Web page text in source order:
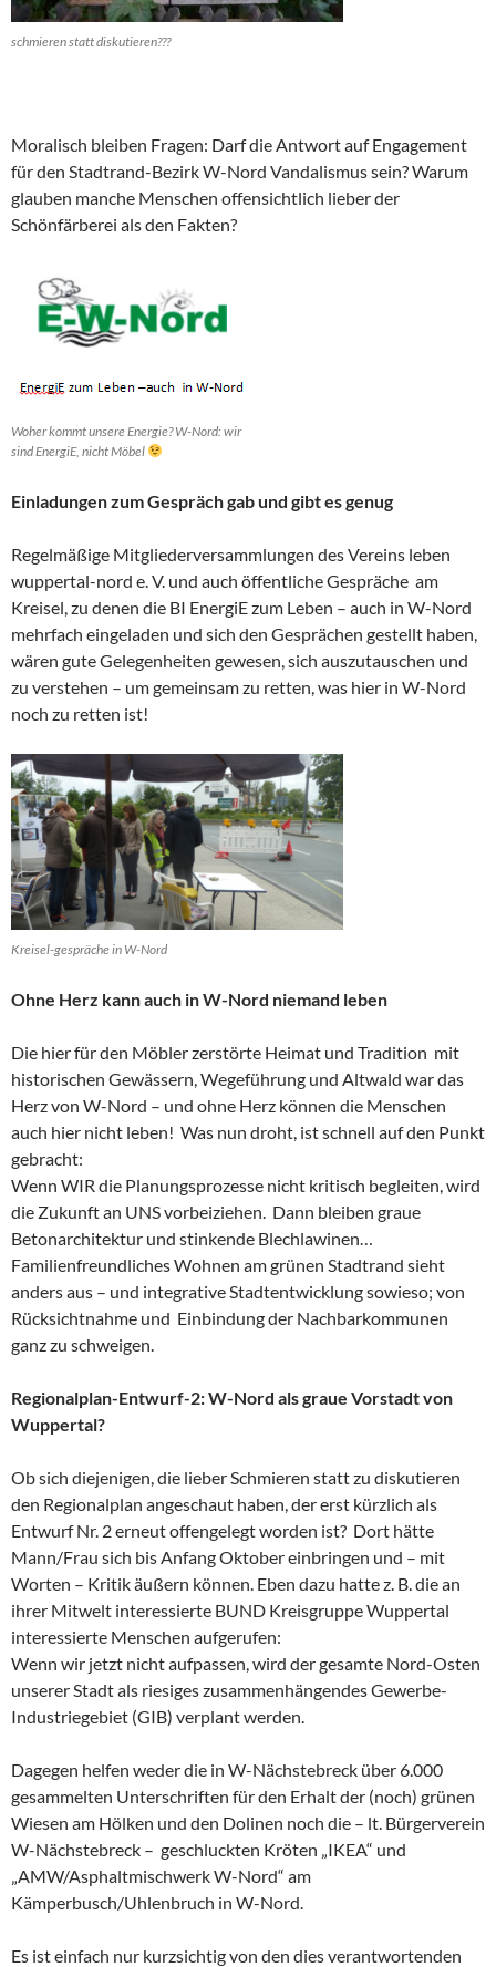
schmieren statt diskutieren???
Moralisch bleiben Fragen: Darf die Antwort auf Engagement
für den Stadtrand-Bezirk W-Nord Vandalismus sein? Warum
glauben manche Menschen offensichtlich lieber der
Schönfärberei als den Fakten?
Woher kommt unsere Energie? W-Nord: wir
sind EnergiE, nicht Möbel
Einladungen zum Gespräch gab und gibt es genug
Regelmäßige Mitgliederversammlungen des Vereins leben
wuppertal-nord e. V. und auch öffentliche Gespräche am
Kreisel, zu denen die BI EnergiE zum Leben – auch in W-Nord
mehrfach eingeladen und sich den Gesprächen gestellt haben,
wären gute Gelegenheiten gewesen, sich auszutauschen und
zu verstehen – um gemeinsam zu retten, was hier in W-Nord
noch zu retten ist!
Kreisel-gespräche in W-Nord
Ohne Herz kann auch in W-Nord niemand leben
Die hier für den Möbler zerstörte Heimat und Tradition mit
historischen Gewässern, Wegeführung und Altwald war das
Herz von W-Nord – und ohne Herz können die Menschen
auch hier nicht leben! Was nun droht, ist schnell auf den Punkt
gebracht:
Wenn WIR die Planungsprozesse nicht kritisch begleiten, wird
die Zukunft an UNS vorbeiziehen. Dann bleiben graue
Betonarchitektur und stinkende Blechlawinen…
Familienfreundliches Wohnen am grünen Stadtrand sieht
anders aus – und integrative Stadtentwicklung sowieso; von
Rücksichtnahme und Einbindung der Nachbarkommunen
ganz zu schweigen.
Regionalplan-Entwurf-2: W-Nord als graue Vorstadt von
Wuppertal?
Ob sich diejenigen, die lieber Schmieren statt zu diskutieren
den Regionalplan angeschaut haben, der erst kürzlich als
Entwurf Nr. 2 erneut offengelegt worden ist? Dort hätte
Mann/Frau sich bis Anfang Oktober einbringen und – mit
Worten – Kritik äußern können. Eben dazu hatte z. B. die an
ihrer Mitwelt interessierte BUND Kreisgruppe Wuppertal
interessierte Menschen aufgerufen:
Wenn wir jetzt nicht aufpassen, wird der gesamte Nord-Osten
unserer Stadt als riesiges zusammenhängendes Gewerbe-
Industriegebiet (GIB) verplant werden.
Dagegen helfen weder die in W-Nächstebreck über 6.000
gesammelten Unterschriften für den Erhalt der (noch) grünen
Wiesen am Hölken und den Dolinen noch die – lt. Bürgerverein
W-Nächstebreck – geschluckten Kröten „IKEA“ und
„AMW/Asphaltmischwerk W-Nord“ am
Kämperbusch/Uhlenbruch in W-Nord.
Es ist einfach nur kurzsichtig von den dies verantwortenden